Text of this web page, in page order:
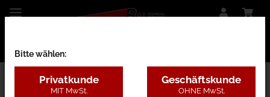
15 - Transportbahn-Systeme
Bitte wählen:
Privatkunde
MIT MwSt.
Geschäftskunde
OHNE MwSt.